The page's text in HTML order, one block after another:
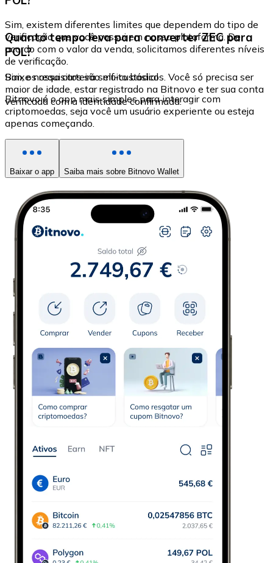
Sim, existem diferentes limites que dependem do tipo de
verificação que você possui em nossa plataforma. De
acordo com o valor da venda, solicitamos diferentes níveis
de verificação.
Quanto tempo leva para converter ZEC para
POL?
Sim, os requisitos são muito básicos. Você só precisa ser
maior de idade, estar registrado na Bitnovo e ter sua conta
verificada com a identidade confirmada.
Baixe nossa carteira self-custodial
Bitnovo é o app mais simples para interagir com
criptomoedas, seja você um usuário experiente ou esteja
apenas começando.
Baixar o app Saiba mais sobre Bitnovo Wallet